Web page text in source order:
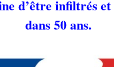
d’être infiltrés
dans 50 ans.